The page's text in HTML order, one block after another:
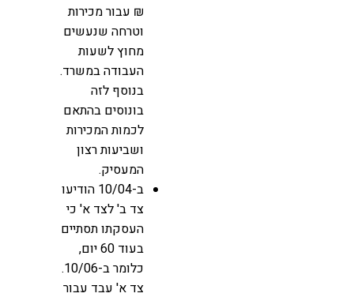
₪ עבור מכירות
וטרחה שנעשים
מחוץ לשעות
העבודה במשרד.
בנוסף לזה
בונוסים בהתאם
לכמות המכירות
ושביעות רצון
המעסיק.
ב-10/04 הודיעו
צד ב' לצד א' כי
העסקתו תסתיים
בעוד 60 יום,
כלומר ב-10/06.
צד א' עבד עבור